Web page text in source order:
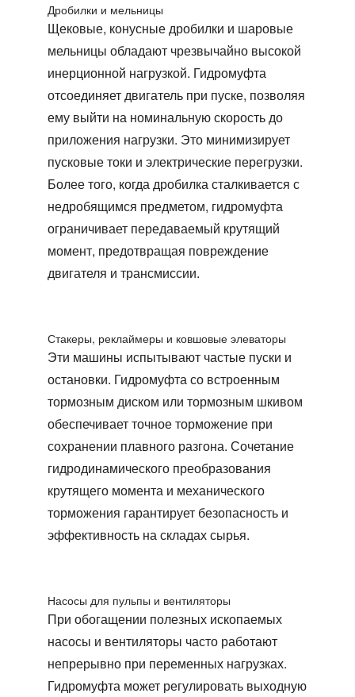
Дробилки и мельницы
Щековые, конусные дробилки и шаровые
мельницы обладают чрезвычайно высокой
инерционной нагрузкой. Гидромуфта
отсоединяет двигатель при пуске, позволяя
ему выйти на номинальную скорость до
приложения нагрузки. Это минимизирует
пусковые токи и электрические перегрузки.
Более того, когда дробилка сталкивается с
недробящимся предметом, гидромуфта
ограничивает передаваемый крутящий
момент, предотвращая повреждение
двигателя и трансмиссии.
Стакеры, реклаймеры и ковшовые элеваторы
Эти машины испытывают частые пуски и
остановки. Гидромуфта со встроенным
тормозным диском или тормозным шкивом
обеспечивает точное торможение при
сохранении плавного разгона. Сочетание
гидродинамического преобразования
крутящего момента и механического
торможения гарантирует безопасность и
эффективность на складах сырья.
Насосы для пульпы и вентиляторы
При обогащении полезных ископаемых
насосы и вентиляторы часто работают
непрерывно при переменных нагрузках.
Гидромуфта может регулировать выходную